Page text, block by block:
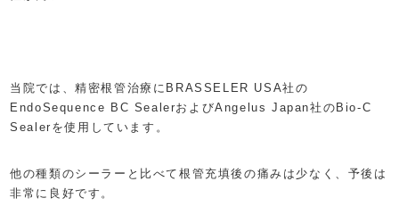
当院では、精密根管治療にBRASSELER USA社の
EndoSequence BC SealerおよびAngelus Japan社のBio-C
Sealerを使用しています。
他の種類のシーラーと比べて根管充填後の痛みは少なく、予後は
非常に良好です。